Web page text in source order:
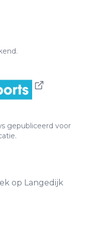
gepubliceerd voor
op Langedijk